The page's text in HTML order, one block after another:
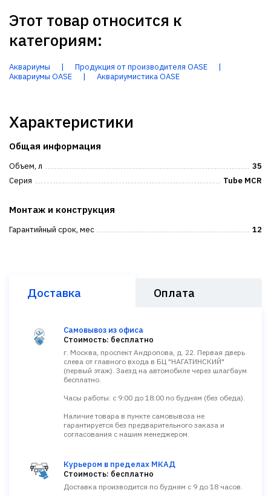
Этот товар относится к
категориям:
Аквариумы | Продукция от производителя OASE
|
Аквариумы OASE
| Аквариумистика OASE
Характеристики
Общая информация
Объем, л
35
Серия
Tube MCR
Монтаж и конструкция
Гарантийный срок, мес 12
Доставка Оплата
Самовывоз из офиса
Стоимость: бесплатно
г. Москва, проспект Андропова, д. 22. Первая дверь
слева от главного входа в БЦ "НАГАТИНСКИЙ"
(первый этаж). Заезд на автомобиле через шлагбаум
бесплатно.
Часы работы: с 9:00 до 18:00 по будням (без обеда).
Наличие товара в пункте самовывоза не
гарантируется без предварительного заказа и
согласования с нашим менеджером.
Курьером в пределах МКАД
Стоимость: бесплатно
Доставка производится по будням с 9 до 18 часов.